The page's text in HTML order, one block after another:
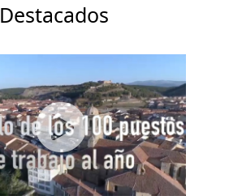
Destacados